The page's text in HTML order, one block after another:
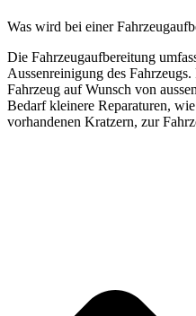
Was wird bei einer
Die Fahrzeugaufbereitung
Aussenreinigung des
Fahrzeug auf Wunsch von
Bedarf kleinere Reparaturen,
vorhandenen Kratzern, zur